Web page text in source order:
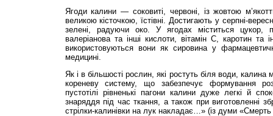
Ягоди калини — соковиті, червоні, із жовтою
великою кісточкою, їстівні. Достигають у серпні-
зелені, радуючи око. У ягодах міститься цукор,
валеріанова та інші кислоти, вітамін С, каротин та
використовуються вони як сировина у
медицині.
Як і в більшості рослин, які ростуть біля води,
кореневу систему, що забезпечує формування
пустотілі рівненькі пагони калини дуже легкі й
знаряддя під час ткання, а також при виготовленні
стрілки-калинівки на лук накладає…» (із думи «Смерть